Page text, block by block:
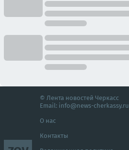
© Лента новостей Черкасс
Email: info@news-cherkassy.ru
О нас
Контакты